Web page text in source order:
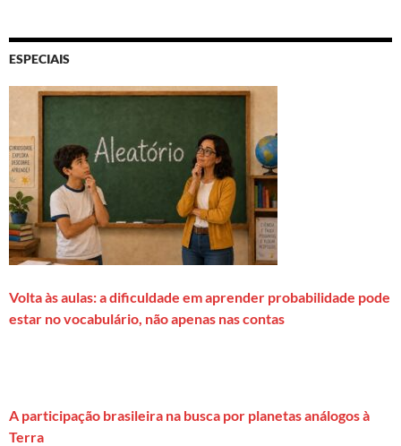
ESPECIAIS
Volta às aulas: a dificuldade em aprender probabilidade pode
estar no vocabulário, não apenas nas contas
A participação brasileira na busca por planetas análogos à
Terra